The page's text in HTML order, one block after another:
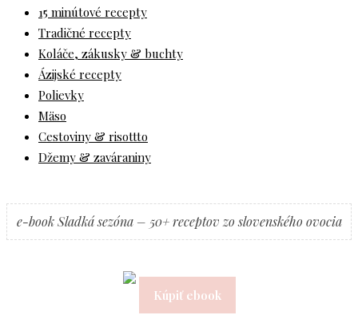
15 minútové recepty
Tradičné recepty
Koláče, zákusky & buchty
Ázijské recepty
Polievky
Mäso
Cestoviny & risottto
Džemy & zaváraniny
e-book Sladká sezóna – 50+ receptov zo slovenského ovocia
Kúpiť ebook